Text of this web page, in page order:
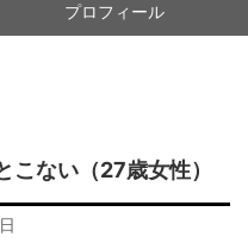
プロフィール
ない（27歳女性）